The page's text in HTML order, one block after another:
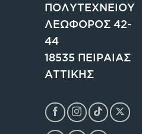
ΠΟΛΥΤΕΧΝΕΙΟΥ
ΛΕΩΦΟΡΟΣ 42-
44
18535 ΠΕΙΡΑΙΑΣ
ΑΤΤΙΚΗΣ